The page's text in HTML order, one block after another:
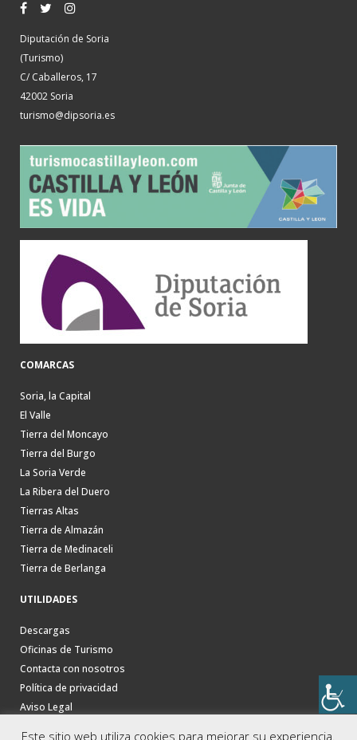
Diputación de Soria
(Turismo)
C/ Caballeros, 17
42002 Soria
turismo@dipsoria.es
COMARCAS
Soria, la Capital
El Valle
Tierra del Moncayo
Tierra del Burgo
La Soria Verde
La Ribera del Duero
Tierras Altas
Tierra de Almazán
Tierra de Medinaceli
Tierra de Berlanga
UTILIDADES
Descargas
Oficinas de Turismo
Contacta con nosotros
Política de privacidad
Aviso Legal
Este sitio web utiliza cookies para mejorar su experiencia.